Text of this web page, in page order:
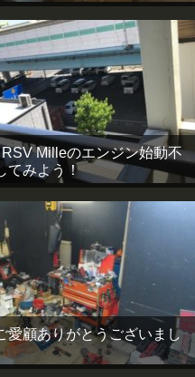
RSV Milleのエンジン始動不
てみよう！
愛顧ありがとうございまし